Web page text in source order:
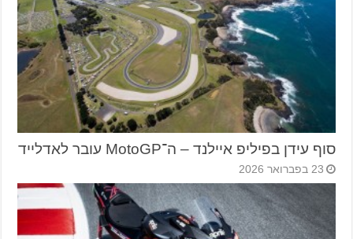
סוף עידן בפיליפ איילנד – ה־MotoGP עובר לאדלייד
23 בפברואר 2026